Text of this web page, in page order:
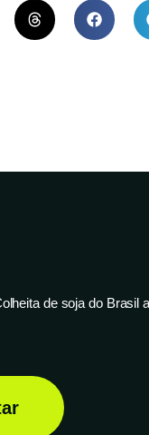
de soja do Brasil